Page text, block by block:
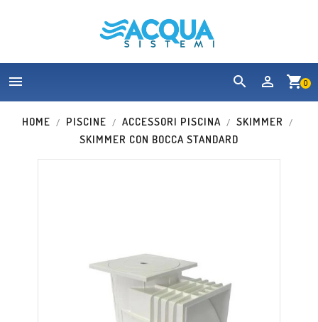
shopping_cart0
 
HOME PISCINE ACCESSORI PISCINA
SKIMMER
SKIMMER CON BOCCA STANDARD